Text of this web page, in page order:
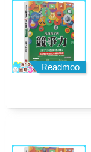
Readmoo